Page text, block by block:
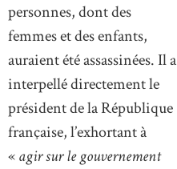
personnes, dont des
femmes et des enfants,
auraient été assassinées. Il a
interpellé directement le
président de la République
française, l’exhortant à
«agir sur le gouvernement